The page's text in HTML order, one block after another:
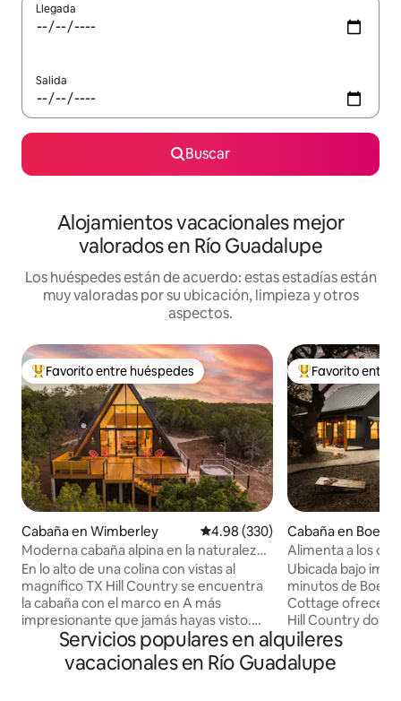
Llegada
Salida
Buscar
Alojamientos vacacionales mejor
valorados en Río Guadalupe
Los huéspedes están de acuerdo: estas estadías están
muy valoradas por su ubicación, limpieza y otros
aspectos.
Favorito entre huéspedes preferido
Favorito entre huéspedes
Cabaña en Wimberley Calificación promedio: 4.98 de
4.98 (330)
Moderna cabaña alpina en la naturaleza
**jacuzzi y vistas**
En lo alto de una colina con vistas al
magnífico TX Hill Country se encuentra
la cabaña con el marco en A más
impresionante que jamás hayas visto.
Con una mezcla de estilo de mediados
de siglo y toques artísticos, este espacio
es precioso. La cabaña está escondida
Favorito entre
Favorito entre
Cabaña en
Alimenta a los
acogedora en
Ubicada bajo
minutos de
Cottage ofrece
Hill Country
comodidad se
café mientras los
observa a
Servicios populares en alquileres
vacacionales en Río Guadalupe